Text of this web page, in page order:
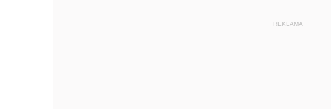
REKLAMA